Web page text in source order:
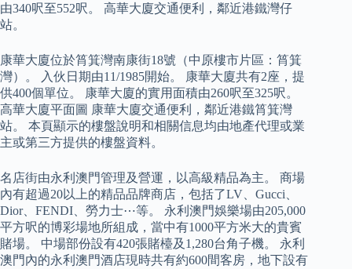
由340呎至552呎。 高華大廈交通便利，鄰近港鐵灣仔
站。
康華大廈位於筲箕灣南康街18號（中原樓市片區：筲箕
灣）。 入伙日期由11/1985開始。 康華大廈共有2座，提
供400個單位。 康華大廈的實用面積由260呎至325呎。
高華大廈平面圖 康華大廈交通便利，鄰近港鐵筲箕灣
站。 本頁顯示的樓盤說明和相關信息均由地產代理或業
主或第三方提供的樓盤資料。
名店街由永利澳門管理及營運，以高級精品為主。 商場
內有超過20以上的精品品牌商店，包括了LV、Gucci、
Dior、FENDI、勞力士⋯等。 永利澳門娛樂場由205,000
平方呎的博彩場地所組成，當中有1000平方米大的貴賓
賭場。 中場部份設有420張賭檯及1,280台角子機。 永利
澳門內的永利澳門酒店現時共有約600間客房，地下設有